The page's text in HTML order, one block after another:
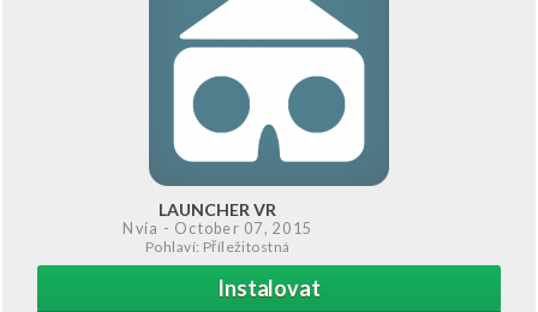
LAUNCHER VR
Nvía - October 07, 2015
Pohlaví: Příležitostná
Instalovat